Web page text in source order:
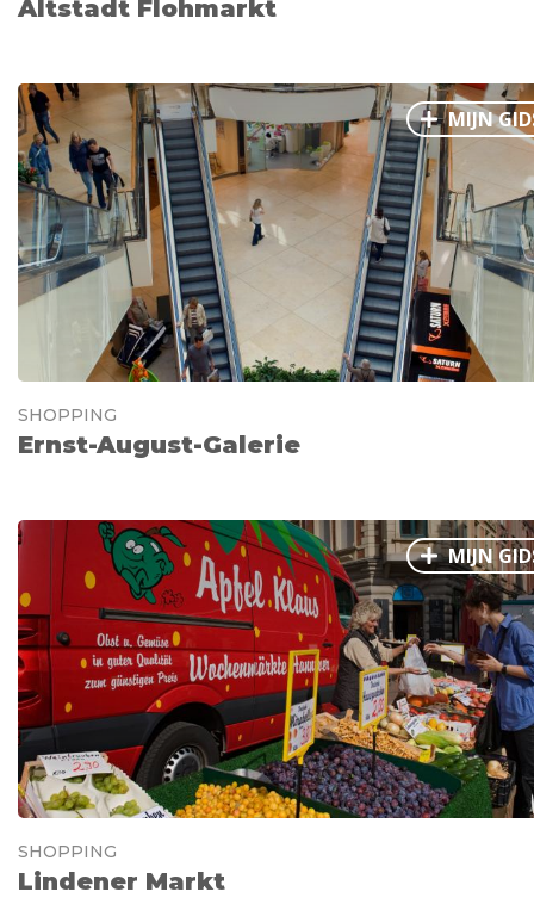
Altstadt Flohmarkt
MIJN
SHOPPING
Ernst-August-Galerie
MIJN
SHOPPING
Lindener Markt